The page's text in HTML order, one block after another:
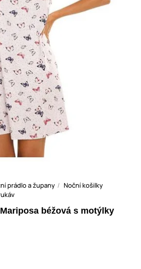
prádlo a župany
Noční košilky
béžová s motýlky